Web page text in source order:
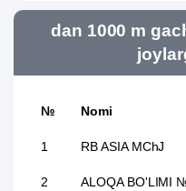
dan 1000 m
№ Nomi
1 RB ASIA MChJ
2 ALOQA BO'LIMI